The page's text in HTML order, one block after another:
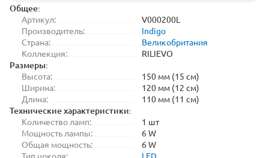
Общее:
Артикул:
V000200L
Производитель:
Indigo
Страна:
Великобритания
Коллекция:
RILIEVO
Размеры:
Высота:
150 мм (15 см)
Ширина:
120 мм (12 см)
Длина:
110 мм (11 см)
Технические характеристики:
Количество ламп:
1 шт
Мощность лампы:
6 W
Общая мощность:
6 W
Тип цоколя:
LED